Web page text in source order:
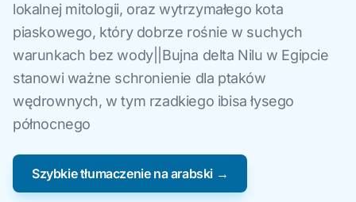
lokalnej mitologii, oraz wytrzymałego kota
piaskowego, który dobrze rośnie w suchych
warunkach bez wody||Bujna delta Nilu w Egipcie
stanowi ważne schronienie dla ptaków
wędrownych, w tym rzadkiego ibisa łysego
północnego
Szybkie tłumaczenie na arabski →